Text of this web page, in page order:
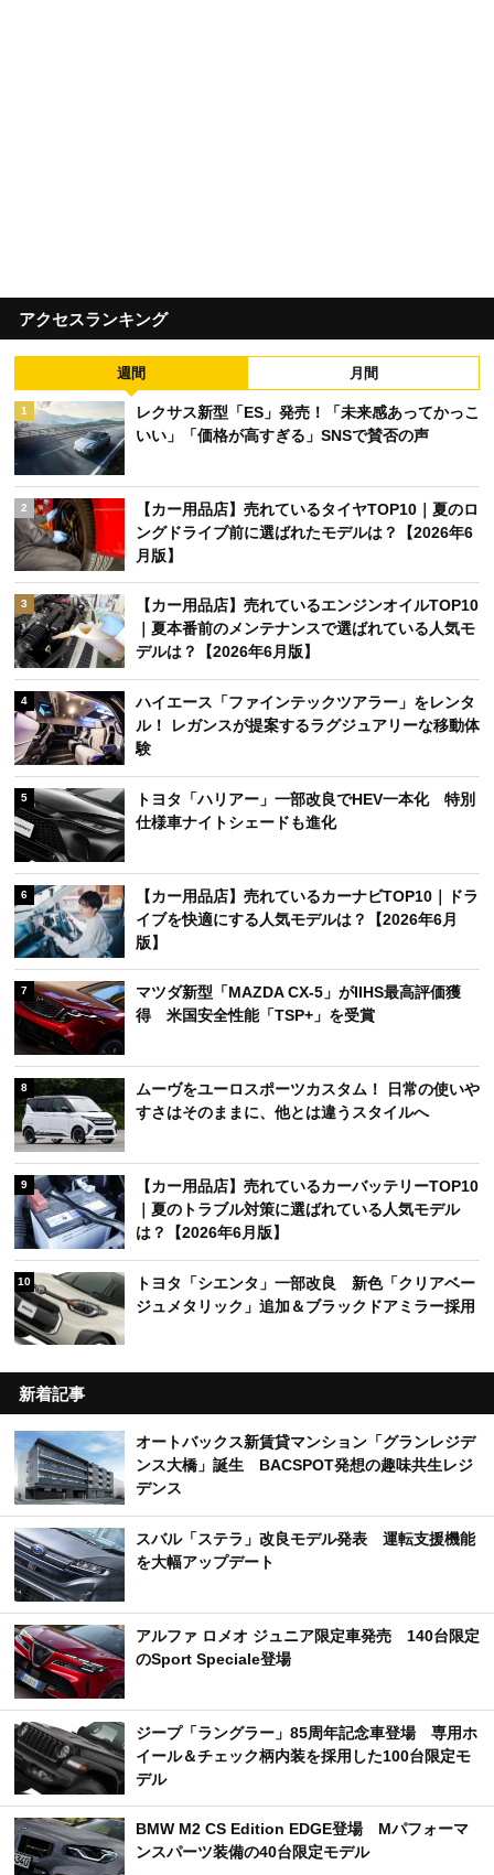
アクセスランキング
週間 月間
1
レクサス新型「ES」発売！「未来感あってかっこ
いい」「価格が高すぎる」SNSで賛否の声
2
【カー用品店】売れているタイヤTOP10｜夏のロ
ングドライブ前に選ばれたモデルは？【2026年6
月版】
3
【カー用品店】売れているエンジンオイルTOP10
｜夏本番前のメンテナンスで選ばれている人気モ
デルは？【2026年6月版】
4
ハイエース「ファインテックツアラー」をレンタ
ル！ レガンスが提案するラグジュアリーな移動体
験
5
トヨタ「ハリアー」一部改良でHEV一本化 特別
仕様車ナイトシェードも進化
6
【カー用品店】売れているカーナビTOP10｜ドラ
イブを快適にする人気モデルは？【2026年6月
版】
7
マツダ新型「MAZDA CX-5」がIIHS最高評価獲
得 米国安全性能「TSP+」を受賞
8
ムーヴをユーロスポーツカスタム！ 日常の使いや
すさはそのままに、他とは違うスタイルへ
9
【カー用品店】売れているカーバッテリーTOP10
｜夏のトラブル対策に選ばれている人気モデル
は？【2026年6月版】
10
トヨタ「シエンタ」一部改良 新色「クリアベー
ジュメタリック」追加＆ブラックドアミラー採用
新着記事
オートバックス新賃貸マンション「グランレジデ
ンス大橋」誕生 BACSPOT発想の趣味共生レジ
デンス
スバル「ステラ」改良モデル発表 運転支援機能
を大幅アップデート
アルファ ロメオ ジュニア限定車発売 140台限定
のSport Speciale登場
ジープ「ラングラー」85周年記念車登場 専用ホ
イール＆チェック柄内装を採用した100台限定モ
デル
BMW M2 CS Edition EDGE登場 Mパフォーマ
ンスパーツ装備の40台限定モデル